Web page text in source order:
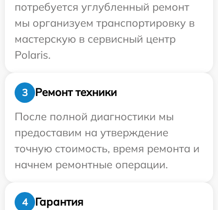
потребуется углубленный ремонт
мы организуем транспортировку в
мастерскую в сервисный центр
Polaris.
3
Ремонт техники
После полной диагностики мы
предоставим на утверждение
точную стоимость, время ремонта и
начнем ремонтные операции.
4
Гарантия